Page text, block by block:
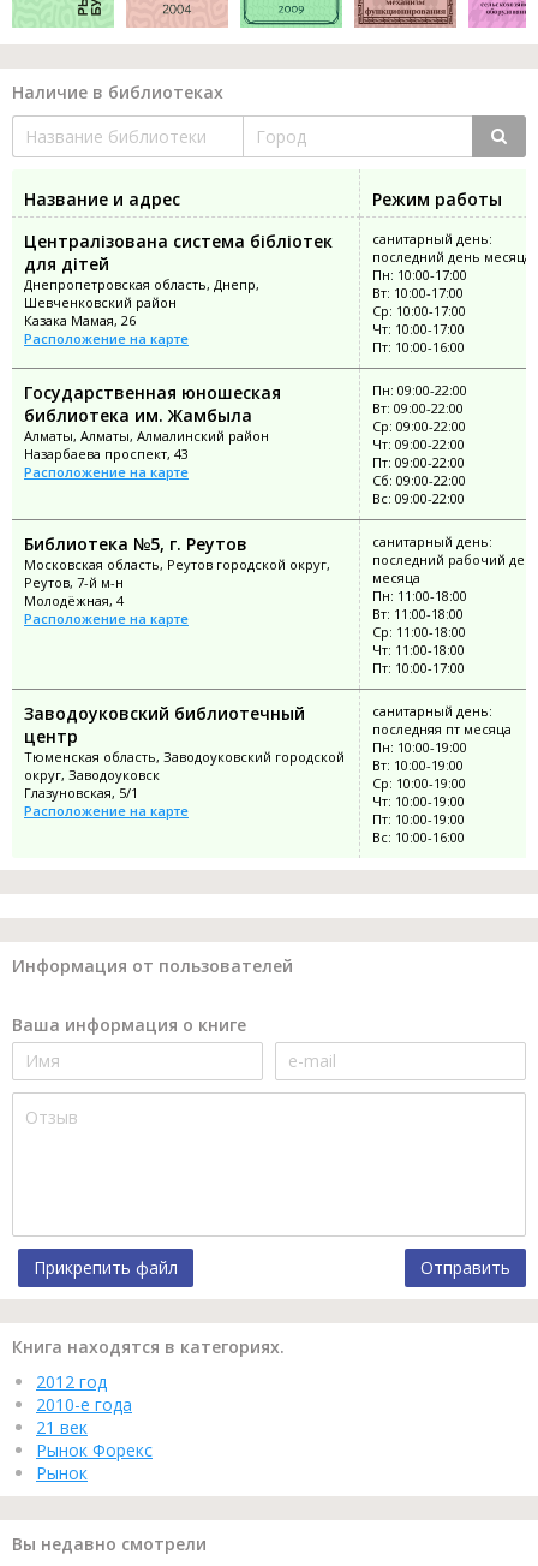
Наличие в библиотеках
Название и адрес
Режим работы
Централізована система бібліотек
для дітей
Днепропетровская область, Днепр,
Шевченковский район
Казака Мамая, 26
Расположение на карте
санитарный день:
последний день месяца
Пн: 10:00-17:00
Вт: 10:00-17:00
Ср: 10:00-17:00
Чт: 10:00-17:00
Пт: 10:00-16:00
Государственная юношеская
библиотека им. Жамбыла
Алматы, Алматы, Алмалинский район
Назарбаева проспект, 43
Расположение на карте
Пн: 09:00-22:00
Вт: 09:00-22:00
Ср: 09:00-22:00
Чт: 09:00-22:00
Пт: 09:00-22:00
Сб: 09:00-22:00
Вс: 09:00-22:00
Библиотека №5, г. Реутов
Московская область, Реутов городской округ,
Реутов, 7-й м-н
Молодёжная, 4
Расположение на карте
санитарный день:
последний рабочий
месяца
Пн: 11:00-18:00
Вт: 11:00-18:00
Ср: 11:00-18:00
Чт: 11:00-18:00
Пт: 10:00-17:00
Заводоуковский библиотечный
центр
Тюменская область, Заводоуковский городской
округ, Заводоуковск
Глазуновская, 5/1
Расположение на карте
санитарный день:
последняя пт месяца
Пн: 10:00-19:00
Вт: 10:00-19:00
Ср: 10:00-19:00
Чт: 10:00-19:00
Пт: 10:00-19:00
Вс: 10:00-16:00
Информация от пользователей
Ваша информация о книге
Прикрепить файл Отправить
Книга находятся в категориях.
2012 год
2010-е года
21 век
Рынок Форекс
Рынок
Вы недавно смотрели